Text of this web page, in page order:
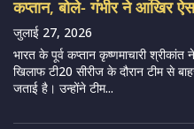
कप्तान, बोले- गंभीर ने आखिर
जुलाई 27, 2026
भारत के पूर्व कप्तान कृष्णमाचारी
खिलाफ टी20 सीरीज के दौरान टीम से
जताई है। उन्होंने टीम...